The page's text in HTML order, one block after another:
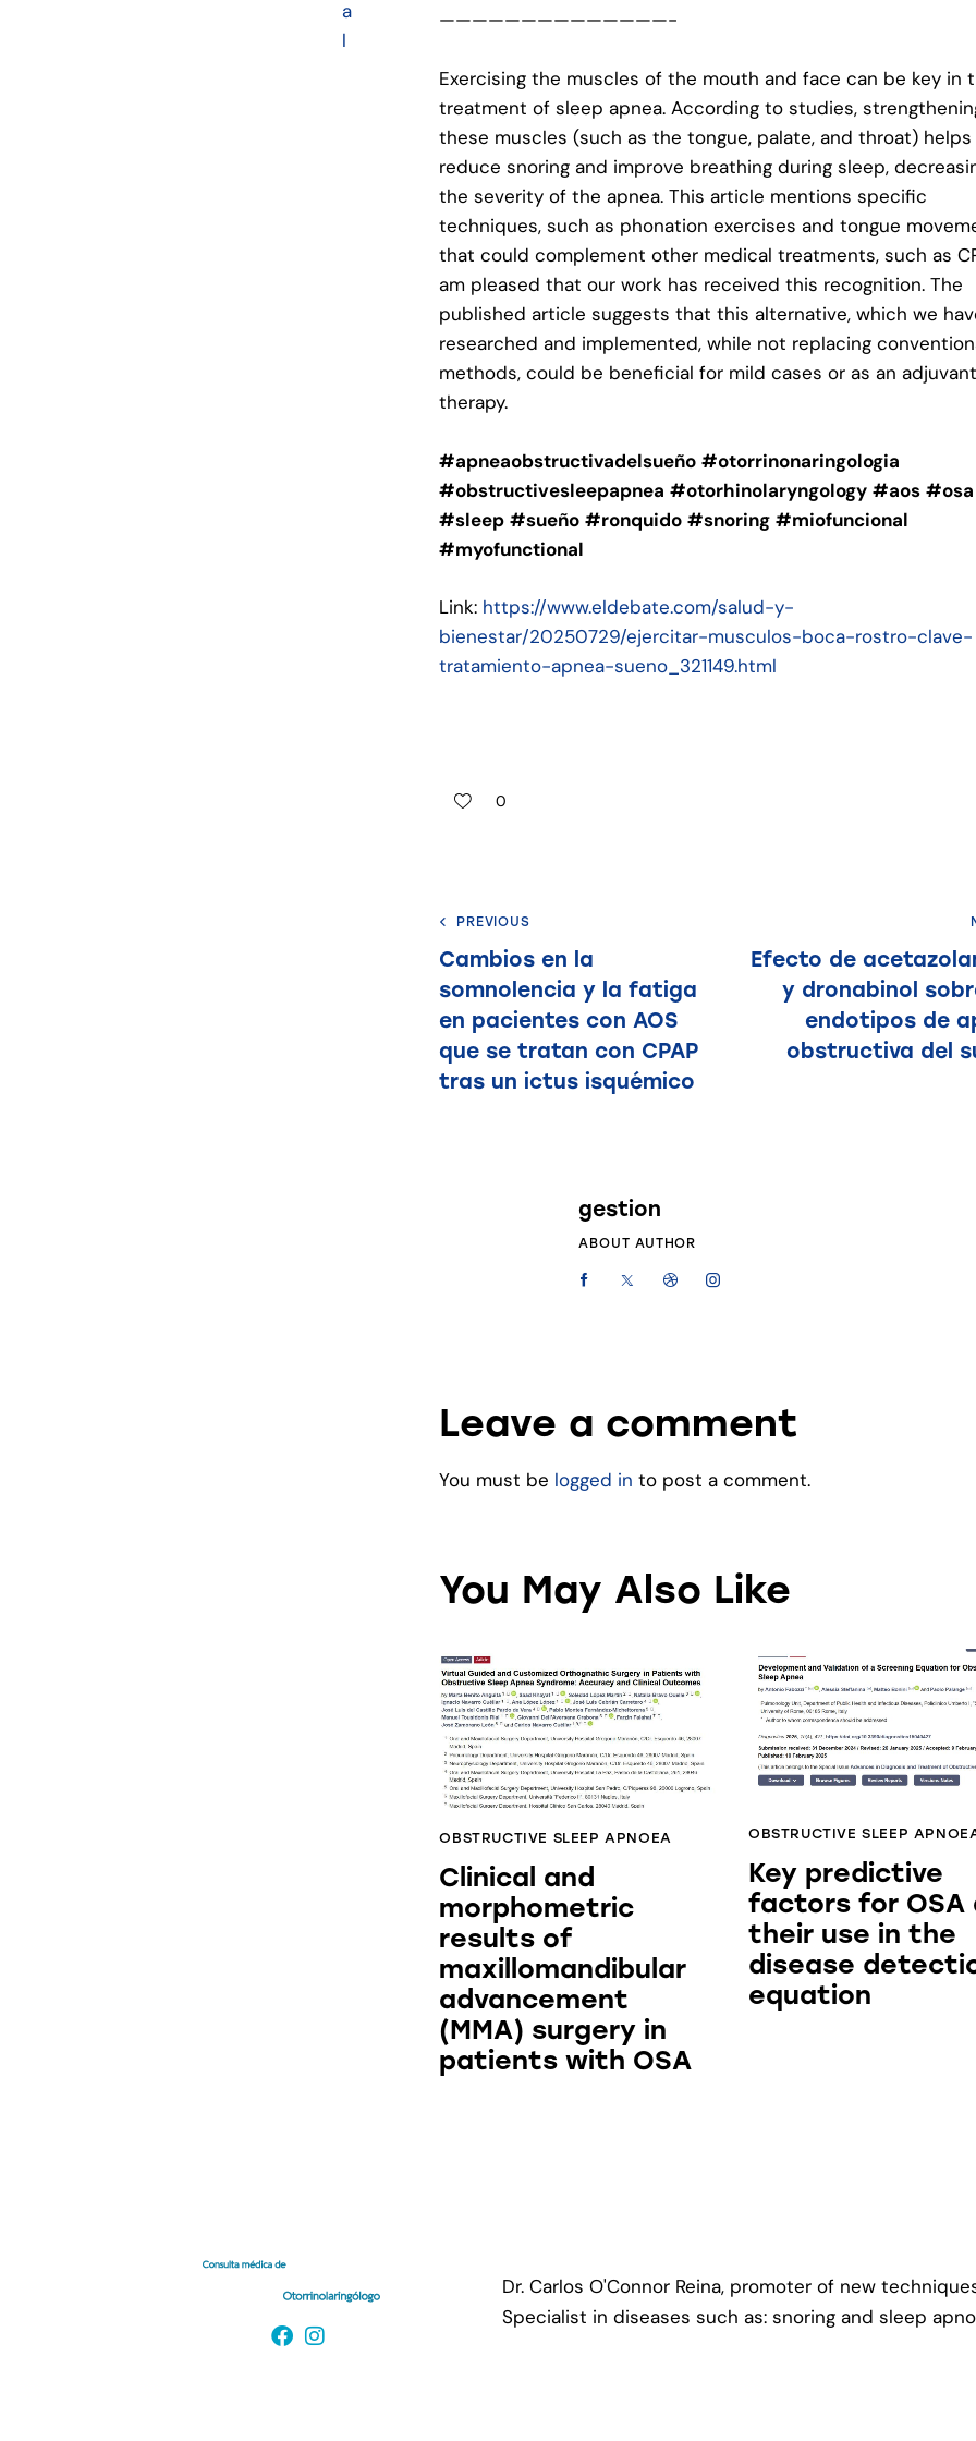
a
l
——————————————-
Exercising the muscles of the mouth and face can be key in
treatment of sleep apnea. According to studies,
these muscles (such as the tongue, palate, and throat) helps
reduce snoring and improve breathing during sleep,
the severity of the apnea. This article mentions specific
techniques, such as phonation exercises and tongue
that could complement other medical treatments, such as
am pleased that our work has received this recognition. The
published article suggests that this alternative, which we
researched and implemented, while not replacing
methods, could be beneficial for mild cases or as an adjuvant
therapy.
#apneaobstructivadelsueño #otorrinonaringologia
#obstructivesleepapnea #otorhinolaryngology #aos #osa
#sleep #sueño #ronquido #snoring #miofuncional
#myofunctional
Link: https://www.eldebate.com/salud-y-
bienestar/20250729/ejercitar-musculos-boca-rostro-clave-
tratamiento-apnea-sueno_321149.html
0
PREVIOUS
Cambios en la
somnolencia y la fatiga
en pacientes con AOS
que se tratan con CPAP
tras un ictus isquémico
Efecto de
y dronabinol
endotipos de
obstructiva del
gestion
ABOUT AUTHOR
Leave a comment
You must be logged in to post a comment.
You May Also Like
OBSTRUCTIVE SLEEP APNOEA
Clinical and
morphometric
results of
maxillomandibular
advancement
(MMA) surgery in
patients with OSA
OBSTRUCTIVE SLEEP
Key predictive
factors for OSA
their use in the
disease
equation
Dr. Carlos O'Connor Reina, promoter of new
Specialist in diseases such as: snoring and sleep